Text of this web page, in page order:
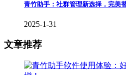
青竹助手：社群管理新选择，完美
2025-1-31
文章推荐